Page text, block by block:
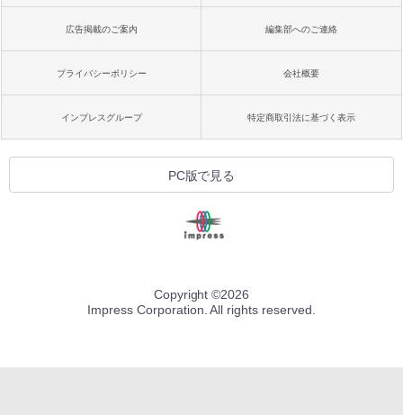
広告掲載のご案内 編集部へのご連絡
プライバシーポリシー 会社概要
インプレスグループ 特定商取引法に基づく表示
PC版で見る
Copyright ©2026
Impress Corporation. All rights reserved.